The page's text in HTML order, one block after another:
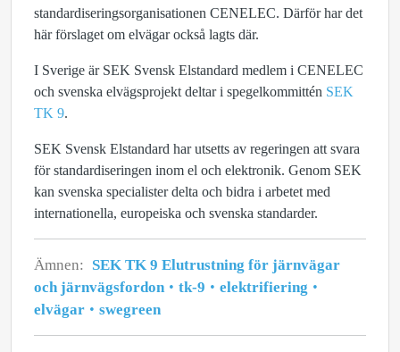
standardiseringsorganisationen CENELEC. Därför har det
här förslaget om elvägar också lagts där.
I Sverige är SEK Svensk Elstandard medlem i CENELEC
och svenska elvägsprojekt deltar i spegelkommittén SEK
TK 9.
SEK Svensk Elstandard har utsetts av regeringen att svara
för standardiseringen inom el och elektronik. Genom SEK
kan svenska specialister delta och bidra i arbetet med
internationella, europeiska och svenska standarder.
Ämnen: SEK TK 9 Elutrustning för järnvägar
och järnvägsfordon
tk-9
elektrifiering
elvägar
swegreen